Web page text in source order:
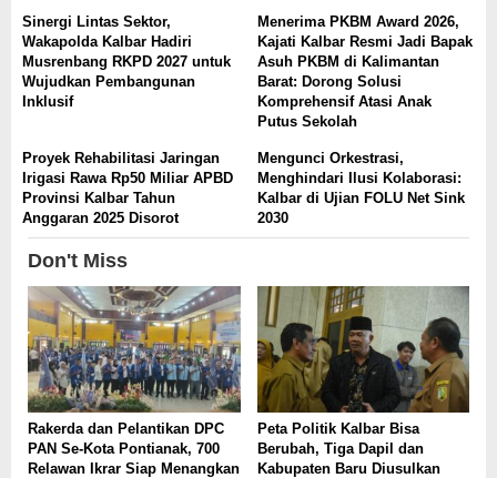
Sinergi Lintas Sektor,
Wakapolda Kalbar Hadiri
Musrenbang RKPD 2027 untuk
Wujudkan Pembangunan
Inklusif
Menerima PKBM Award 2026,
Kajati Kalbar Resmi Jadi Bapak
Asuh PKBM di Kalimantan
Barat: Dorong Solusi
Komprehensif Atasi Anak
Putus Sekolah
Proyek Rehabilitasi Jaringan
Irigasi Rawa Rp50 Miliar APBD
Provinsi Kalbar Tahun
Anggaran 2025 Disorot
Mengunci Orkestrasi,
Menghindari Ilusi Kolaborasi:
Kalbar di Ujian FOLU Net Sink
2030
Don't Miss
Rakerda dan Pelantikan DPC
PAN Se-Kota Pontianak, 700
Relawan Ikrar Siap Menangkan
Peta Politik Kalbar Bisa
Berubah, Tiga Dapil dan
Kabupaten Baru Diusulkan